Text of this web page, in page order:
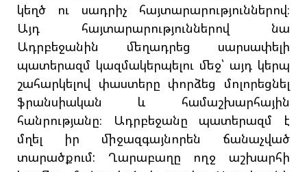
կեղծ ու սադրիչ հայտարարություններով։
Այդ հայտարարություններով նա
Ադրբեջանին մեղադրեց սարսափելի
պատերազմ կազմակերպելու մեջ՝ այդ կերպ
շահարկելով փաստերը փորձեց մոլորեցնել
ֆրանսիական և համաշխարհային
հանրությանը։ Ադրբեջանը պատերազմ է
մղել իր միջազգայնորեն ճանաչված
տարածքում: Ղարաբաղը ողջ աշխարհի